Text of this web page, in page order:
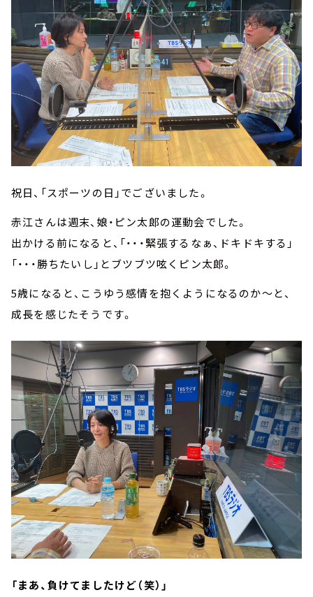
祝日、「スポーツの日」でございました。
赤江さんは週末、娘・ピン太郎の運動会でした。
出かける前になると、「・・・緊張するなぁ、ドキドキする」
「・・・勝ちたいし」とブツブツ呟くピン太郎。
5歳になると、こうゆう感情を抱くようになるのか～と、
成長を感じたそうです。
「まあ、負けてましたけど（笑）」